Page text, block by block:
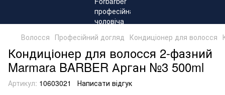
Волосся Професійний догляд Кондиціонер для волосся
Кондиціонер для волосся 2-фазний
Marmara BARBER Арган №3 500ml
Артикул: 10603021 Написати відгук